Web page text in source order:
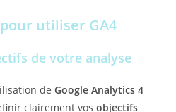
utiliser GA4
de votre analyse
deGoogle Analytics 4
clairement vosobjectifs